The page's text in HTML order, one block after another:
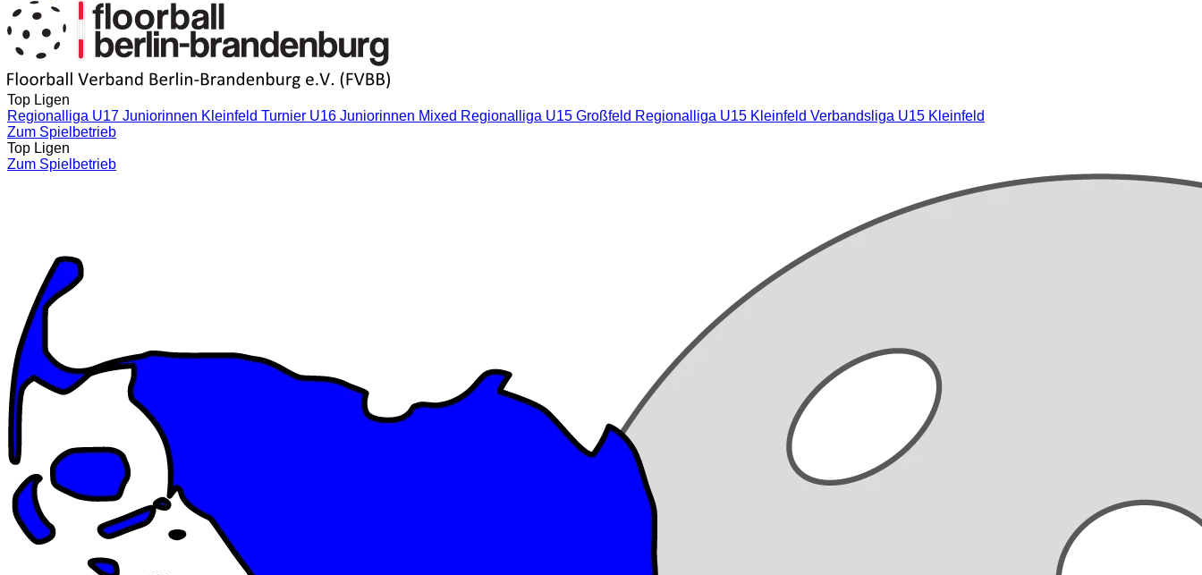
Top Ligen
Regionalliga U17 Juniorinnen Kleinfeld Turnier U16 Juniorinnen Mixed Regionalliga U15 Großfeld Regionalliga U15 Kleinfeld Verbandsliga U15 Kleinfeld
Zum Spielbetrieb
Top Ligen
Zum Spielbetrieb